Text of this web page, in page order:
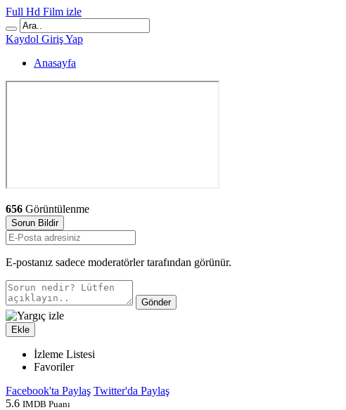
Full Hd Film izle
Kaydol Giriş Yap
Anasayfa
656 Görüntülenme
Sorun Bildir
E-postanız sadece moderatörler tarafından görünür.
Gönder
Ekle
İzleme Listesi
Favoriler
Facebook'ta Paylaş Twitter'da Paylaş
5.6 IMDB Puanı